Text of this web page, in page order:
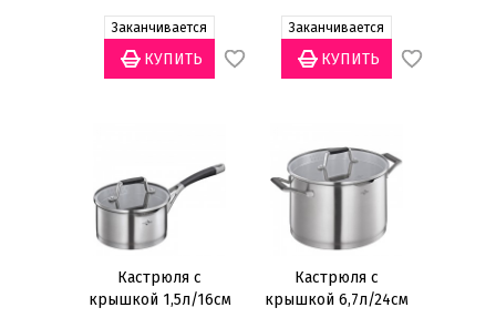
Акционные (6)
Нет в наличии
Ожидается
Материал крышки
Стекло (17)
Заканчивается Заканчивается
Кастрюля с
крышкой 1,5л/16см
Кастрюля с
крышкой 6,7л/24см